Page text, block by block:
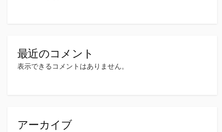
最近のコメント
表示できるコメントはありません。
アーカイブ